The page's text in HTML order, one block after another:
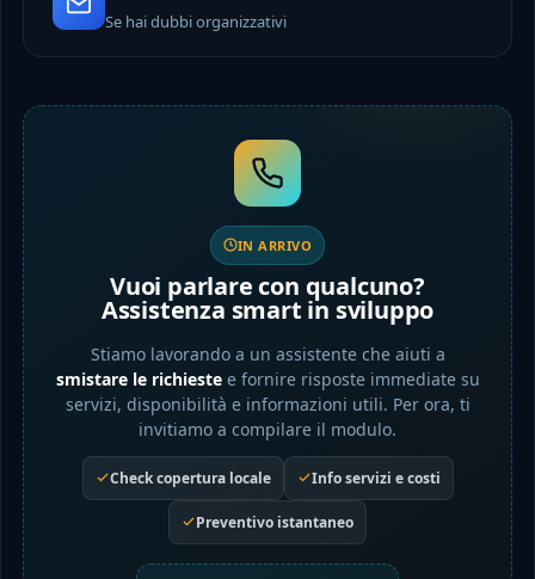
Se hai dubbi organizzativi
IN ARRIVO
Vuoi parlare con qualcuno?
Assistenza smart in sviluppo
Stiamo lavorando a un assistente che aiuti a
smistare le richiestee fornire risposte immediate su
servizi, disponibilità e informazioni utili. Per ora, ti
invitiamo a compilare il modulo.
Check copertura locale Info servizi e costi
Preventivo istantaneo